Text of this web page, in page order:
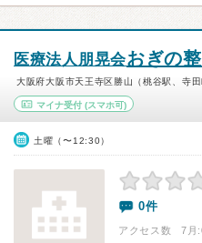
医療法人朋晃会おぎの
大阪府大阪市天王寺区勝山（桃谷駅、寺田
マイナ受付 (スマホ可)
土曜（〜12:30）
0件
アクセス数 7月: